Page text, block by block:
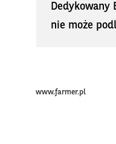
Dedykowany
nie może
www.farmer.pl